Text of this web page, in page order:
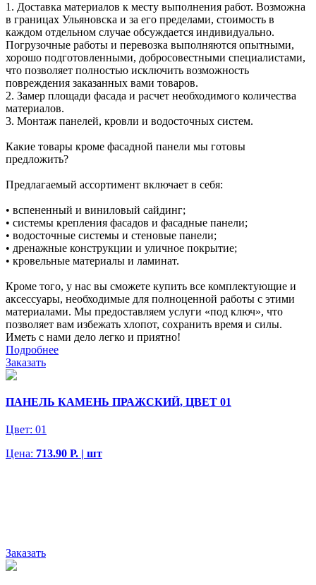
1. Доставка материалов к месту выполнения работ. Возможна
в границах Ульяновска и за его пределами, стоимость в
каждом отдельном случае обсуждается индивидуально.
Погрузочные работы и перевозка выполняются опытными,
хорошо подготовленными, добросовестными специалистами,
что позволяет полностью исключить возможность
повреждения заказанных вами товаров.
2. Замер площади фасада и расчет необходимого количества
материалов.
3. Монтаж панелей, кровли и водосточных систем.
Какие товары кроме фасадной панели мы готовы
предложить?
Предлагаемый ассортимент включает в себя:
• вспененный и виниловый сайдинг;
• системы крепления фасадов и фасадные панели;
• водосточные системы и стеновые панели;
• дренажные конструкции и уличное покрытие;
• кровельные материалы и ламинат.
Кроме того, у нас вы сможете купить все комплектующие и
аксессуары, необходимые для полноценной работы с этими
материалами. Мы предоставляем услуги «под ключ», что
позволяет вам избежать хлопот, сохранить время и силы.
Иметь с нами дело легко и приятно!
Подробнее
Заказать
ПАНЕЛЬ КАМЕНЬ ПРАЖСКИЙ, ЦВЕТ 01
Цвет: 01
Цена: 713.90 Р. | шт
Заказать